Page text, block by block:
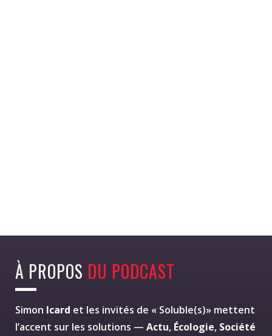
À PROPOS DU PODCAST
Simon Icard et les invités de « Soluble(s)» mettent
l’accent sur les solutions — Actu, Écologie, Société